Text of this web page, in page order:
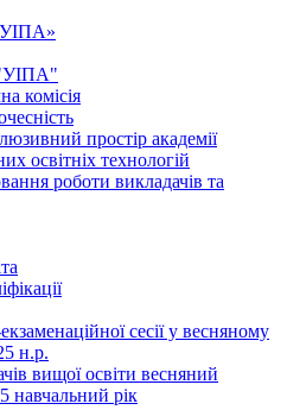
комісія
простір академії
освітніх технологій
роботи викладачів та
сесії у весняному
н.р.
вищої освіти весняний
навчальний рік